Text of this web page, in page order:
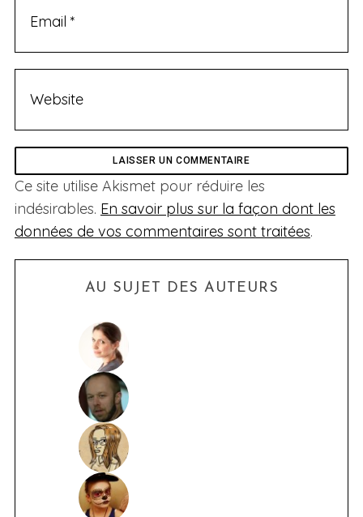
Ce site utilise Akismet pour réduire les
indésirables. En savoir plus sur la façon dont les
données de vos commentaires sont traitées.
AU SUJET DES AUTEURS